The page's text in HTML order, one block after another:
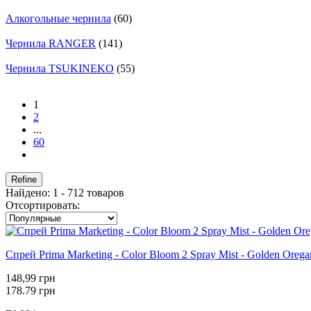
Алкогольные чернила (60)
Чернила RANGER (141)
Чернила TSUKINEKO (55)
1
2
...
60
Refine
Найдено: 1 - 712 товаров
Отсортировать:
Спрей Prima Marketing - Color Bloom 2 Spray Mist - Golden
148,99 грн
178.79 грн